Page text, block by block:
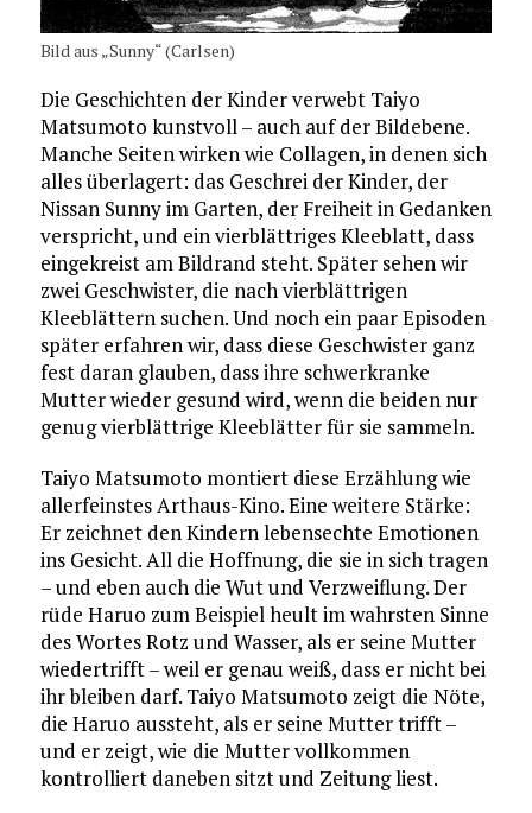
Bild aus „Sunny“ (Carlsen)
Die Geschichten der Kinder verwebt Taiyo
Matsumoto kunstvoll – auch auf der Bildebene.
Manche Seiten wirken wie Collagen, in denen sich
alles überlagert: das Geschrei der Kinder, der
Nissan Sunny im Garten, der Freiheit in Gedanken
verspricht, und ein vierblättriges Kleeblatt, dass
eingekreist am Bildrand steht. Später sehen wir
zwei Geschwister, die nach vierblättrigen
Kleeblättern suchen. Und noch ein paar Episoden
später erfahren wir, dass diese Geschwister ganz
fest daran glauben, dass ihre schwerkranke
Mutter wieder gesund wird, wenn die beiden nur
genug vierblättrige Kleeblätter für sie sammeln.
Taiyo Matsumoto montiert diese Erzählung wie
allerfeinstes Arthaus-Kino. Eine weitere Stärke:
Er zeichnet den Kindern lebensechte Emotionen
ins Gesicht. All die Hoffnung, die sie in sich tragen
– und eben auch die Wut und Verzweiflung. Der
rüde Haruo zum Beispiel heult im wahrsten Sinne
des Wortes Rotz und Wasser, als er seine Mutter
wiedertrifft – weil er genau weiß, dass er nicht bei
ihr bleiben darf. Taiyo Matsumoto zeigt die Nöte,
die Haruo aussteht, als er seine Mutter trifft –
und er zeigt, wie die Mutter vollkommen
kontrolliert daneben sitzt und Zeitung liest.